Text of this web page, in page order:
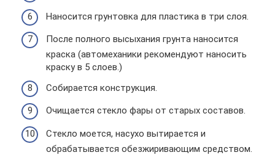
Наносится грунтовка для пластика в три слоя.
После полного высыхания грунта наносится
краска (автомеханики рекомендуют наносить
краску в 5 слоев.)
Собирается конструкция.
Очищается стекло фары от старых составов.
Стекло моется, насухо вытирается и
обрабатывается обезжиривающим средством.